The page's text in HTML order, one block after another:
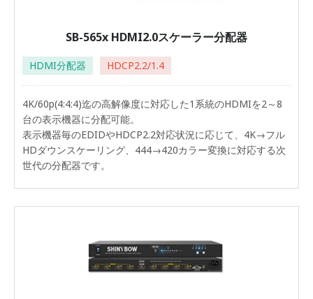
SB-565x HDMI2.0スケーラー分配器
HDMI分配器 HDCP2.2/1.4
4K/60p(4:4:4)迄の高解像度に対応した1系統のHDMIを2～8
台の表示機器に分配可能。
表示機器毎のEDIDやHDCP2.2対応状況に応じて、4K→フル
HDダウンスケーリング、444→420カラー変換に対応する次
世代の分配器です。